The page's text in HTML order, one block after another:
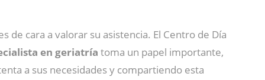
cara a valorar su asistencia. El Centro de Día
en geriatría toma un papel importante,
a sus necesidades y compartiendo esta